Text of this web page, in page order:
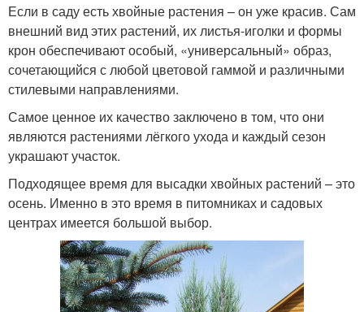
Если в саду есть хвойные растения – он уже красив. Сам
внешний вид этих растений, их листья-иголки и формы
крон обеспечивают особый, «универсальный» образ,
сочетающийся с любой цветовой гаммой и различными
стилевыми направлениями.
Самое ценное их качество заключено в том, что они
являются растениями лёгкого ухода и каждый сезон
украшают участок.
Подходящее время для высадки хвойных растений – это
осень. Именно в это время в питомниках и садовых
центрах имеется большой выбор.